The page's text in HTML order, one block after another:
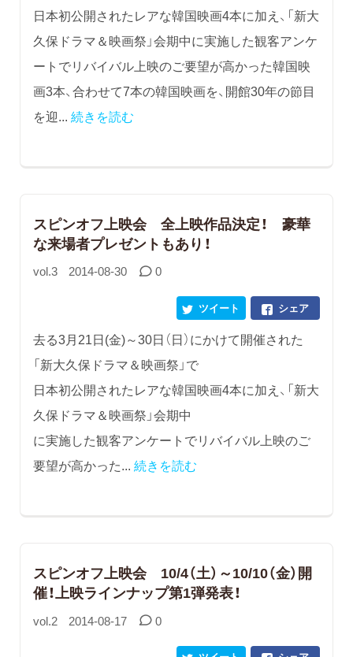
日本初公開されたレアな韓国映画4本に加え、「新大
久保ドラマ＆映画祭」会期中に実施した観客アンケ
ートでリバイバル上映のご要望が高かった韓国映
画3本、合わせて7本の韓国映画を、開館30年の節目
を迎... 続きを読む
スピンオフ上映会 全上映作品決定！ 豪華
な来場者プレゼントもあり！
vol.3 2014-08-30 0
シェア
ツイート
去る3月21日(金)～30日（日）にかけて開催された
「新大久保ドラマ＆映画祭」で
日本初公開されたレアな韓国映画4本に加え、「新大
久保ドラマ＆映画祭」会期中
に実施した観客アンケートでリバイバル上映のご
要望が高かった... 続きを読む
スピンオフ上映会 10/4（土）～10/10（金）開
催！上映ラインナップ第1弾発表！
vol.2 2014-08-17 0